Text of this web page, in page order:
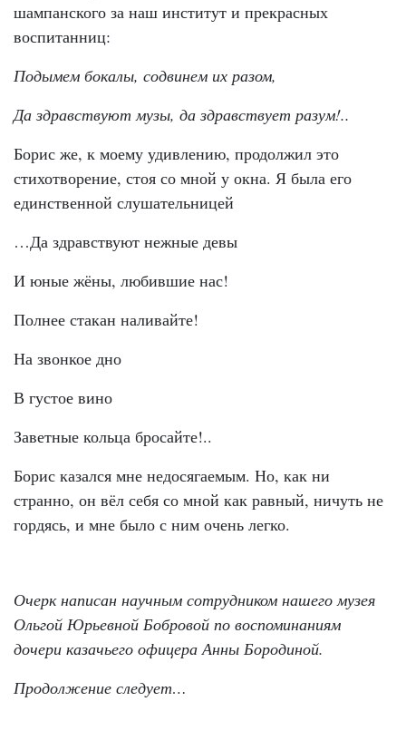
шампанского за наш институт и прекрасных
воспитанниц:
Подымем бокалы, содвинем их разом,
Да здравствуют музы, да здравствует разум!..
Борис же, к моему удивлению, продолжил это
стихотворение, стоя со мной у окна. Я была его
единственной слушательницей
…Да здравствуют нежные девы
И юные жёны, любившие нас!
Полнее стакан наливайте!
На звонкое дно
В густое вино
Заветные кольца бросайте!..
Борис казался мне недосягаемым. Но, как ни
странно, он вёл себя со мной как равный, ничуть не
гордясь, и мне было с ним очень легко.
Очерк написан научным сотрудником нашего музея
Ольгой Юрьевной Бобровой по воспоминаниям
дочери казачьего офицера Анны Бородиной.
Продолжение следует…